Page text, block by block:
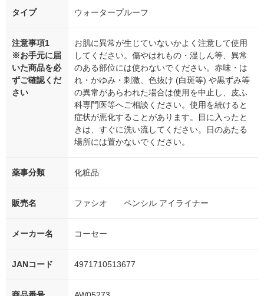
タイプ ウォータープルーフ
注意事項1
※お手元に届
いた商品を必
ずご確認くだ
さい
お肌に異常が生じていないかよく注意して使用
してください。傷やはれもの・湿しん等、異常
のある部位には使わないでください。赤味・は
れ・かゆみ・刺激、色抜け (白斑等) や黒ずみ等
の異常があらわれた場合は使用を中止し、皮ふ
科専門医等へご相談ください。使用を続けると
症状が悪化することがあります。目に入ったと
きは、すぐに洗い流してください。日のあたる
場所には置かないでください。
薬事分類 化粧品
販売名 ファシオ ペンシル アイライナー
メーカー名 コーセー
JANコード 4971710513677